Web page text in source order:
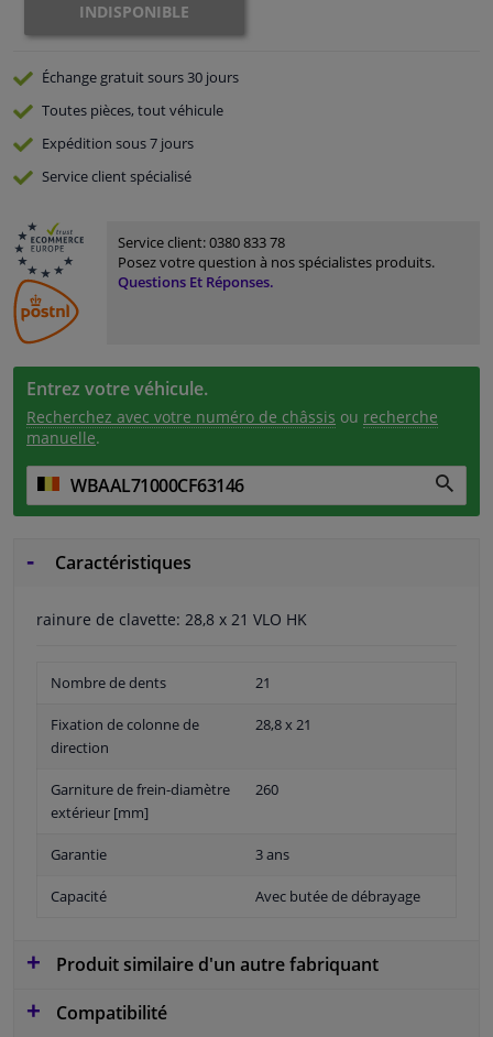
Atelier & outils
Camping-car, moto & vélo
Capteurs & électronique
INDISPONIBLE
Échange gratuitsours 30 jours
Toutes pièces, tout véhicule
Expédition sous 7 jours
Serviceclient spécialisé
Service client:0380 833 78
Posez votre question à nos spécialistes produits.
Questions Et Réponses.
Entrez votre véhicule.
Recherchez avec votre numéro de châssis ou recherche
manuelle.
Caractéristiques
rainure de clavette: 28,8 x 21 VLO HK
Nombre de dents 21
Fixation de colonne de
direction
28,8 x 21
Garniture de frein-diamètre
extérieur [mm]
260
Garantie 3 ans
Capacité Avec butée de débrayage
Produit similaire d'un autre fabriquant
Compatibilité